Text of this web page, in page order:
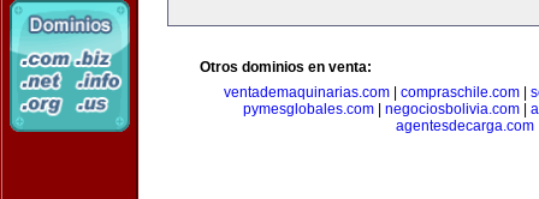
Otros dominios en venta:
ventademaquinarias.com| compraschile.com|
pymesglobales.com| negociosbolivia.com|
agentesdecarga.com